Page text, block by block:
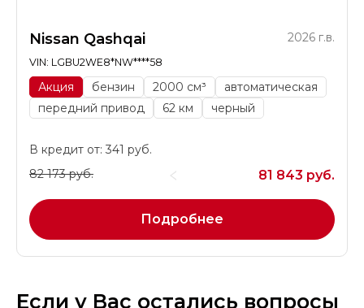
Nissan Qashqai 2026 г.в.
VIN: LGBU2WE8*NW****58
Акция бензин 2000 см³
автоматическая
передний привод
62 км черный
В кредит от: 341 руб.
82 173 руб.
81 843 руб.
Подробнее
Если у Вас остались вопросы